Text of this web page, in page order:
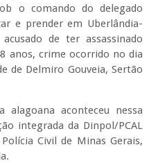
o comando do delegado
e prender em Uberlândia-
de ter assassinado
anos, crime ocorrido no dia
de Delmiro Gouveia, Sertão
aconteceu nessa
integrada da Dinpol/PCAL
Civil de Minas Gerais,